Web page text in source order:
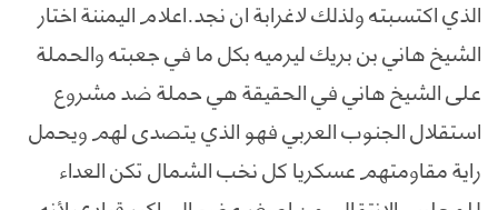
الذي اكتسبته ولذلك لاغرابة ان نجد.اعلام اليمننة اختار
الشيخ هاني بن بريك ليرميه بكل ما في جعبته والحملة
على الشيخ هاني في الحقيقة هي حملة ضد مشروع
استقلال الجنوب العربي فهو الذي يتصدى لهم ويحمل
راية مقاومتهم عسكريا كل نخب الشمال تكن العداء